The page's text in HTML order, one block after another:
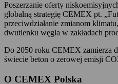
Poszerzanie oferty
globalną strategię CEMEX pt.
przeciwdziałanie zmianom
dwutlenku węgla w zakładach
Do 2050 roku CEMEX zamierza
świecie beton o zerowej emisji
O CEMEX Polska